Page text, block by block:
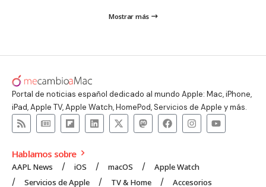
Mostrar más
Portal de noticias español dedicado al mundo Apple: Mac, iPhone,
iPad, Apple TV, Apple Watch, HomePod, Servicios de Apple y más.
Hablamos sobre
AAPL News iOS macOS
Apple Watch
Servicios de Apple
TV & Home Accesorios